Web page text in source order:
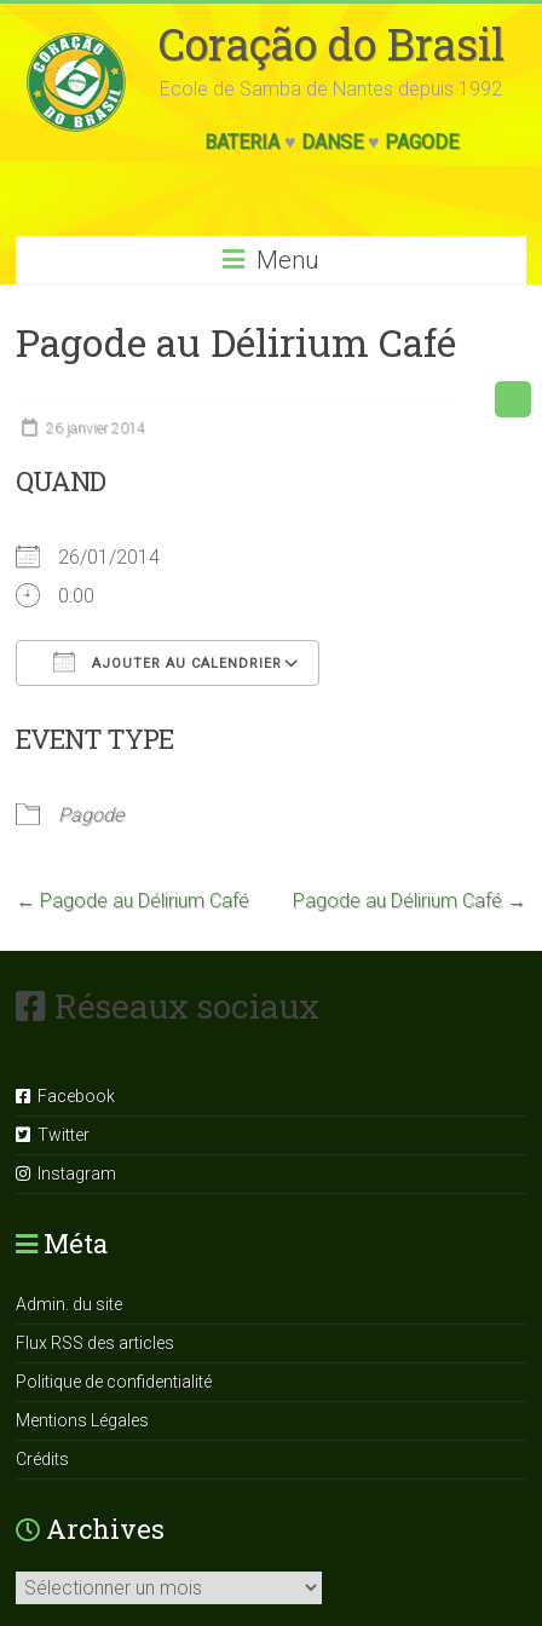
Coração do Brasil
Ecole de Samba de Nantes depuis 1992
BATERIA♥ DANSE♥ PAGODE
Menu
Pagode au Délirium Café
26 janvier 2014
QUAND
26/01/2014
0:00
AJOUTER AU CALENDRIER
EVENT TYPE
Pagode
← Pagode au Délirium Café Pagode au Délirium Café →
Réseaux sociaux
Facebook
Twitter
Instagram
Méta
Admin. du site
Flux RSS des articles
Politique de confidentialité
Mentions Légales
Crédits
Archives
Archives